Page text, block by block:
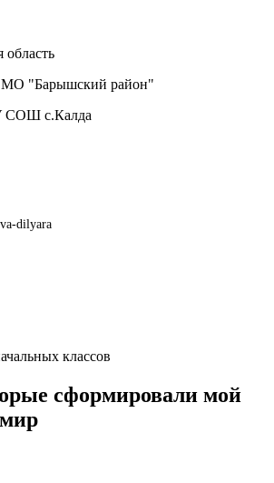
область
МО "Барышский район"
с.Калда
dilyara
классов
сформировали мой